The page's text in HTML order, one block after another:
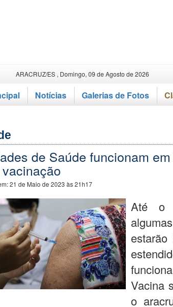
ARACRUZ/ES , Domingo, 09 de Agosto de 2026
Notícias Galerias de Fotos
de Saúde funcionam
21 de Maio de 2023 às 21h17
Até o
Vacina
o